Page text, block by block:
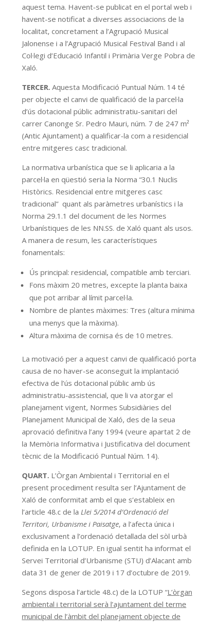
aquest tema. Havent-se publicat en el portal web i
havent-se notificat a diverses associacions de la
localitat, concretament a l’Agrupació Musical
Jalonense i a l’Agrupació Musical Festival Band i al
Col·legi d’Educació Infantil i Primària Verge Pobra de
Xaló.
TERCER.Aquesta Modificació Puntual Núm. 14 té
per objecte el canvi de qualificació de la parcel·la
d’ús dotacional públic administratiu-sanitari del
carrer Canonge Sr. Pedro Mauri, núm. 7 de 247 m²
(Antic Ajuntament) a qualificar-la com a residencial
entre mitgeres casc tradicional.
La normativa urbanística que se li aplicaria a la
parcel·la en qüestió seria la Norma “30.1 Nuclis
Històrics. Residencial entre mitgeres casc
tradicional” quant als paràmetres urbanístics i la
Norma 29.1.1 del document de les Normes
Urbanístiques de les NN.SS. de Xaló quant als usos.
A manera de resum, les característiques
fonamentals:
Ús principal: residencial, compatible amb terciari.
Fons màxim 20 metres, excepte la planta baixa
que pot arribar al límit parcel·la.
Nombre de plantes màximes: Tres (altura mínima
una menys que la màxima).
Altura màxima de cornisa és de 10 metres.
La motivació per a aquest canvi de qualificació porta
causa de no haver-se aconseguit la implantació
efectiva de l’ús dotacional públic amb ús
administratiu-assistencial, que li va atorgar el
planejament vigent, Normes Subsidiàries del
Planejament Municipal de Xaló, des de la seua
aprovació definitiva l’any 1994 (veure apartat 2 de
la Memòria Informativa i Justificativa del document
tècnic de la Modificació Puntual Núm. 14).
QUART.L’Òrgan Ambiental i Territorial en el
present procediment resulta ser l’Ajuntament de
Xaló de conformitat amb el que s’estableix en
l’article 48.c de la Llei 5/2014 d’Ordenació del
Territori, Urbanisme i Paisatge, a l’afecta única i
exclusivament a l’ordenació detallada del sòl urbà
definida en la LOTUP. En igual sentit ha informat el
Servei Territorial d’Urbanisme (STU) d’Alacant amb
data 31 de gener de 2019 i 17 d’octubre de 2019.
Segons disposa l’article 48.c) de la LOTUP “L’òrgan
ambiental i territorial serà l’ajuntament del terme
municipal de l’àmbit del planejament objecte de